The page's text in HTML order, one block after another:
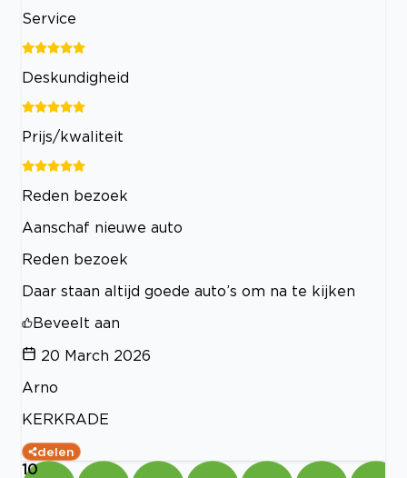
Service
Deskundigheid
Prijs/kwaliteit
Reden bezoek
Aanschaf nieuwe auto
Reden bezoek
Daar staan altijd goede auto’s om na te kijken
Beveelt aan
20 March 2026
Arno
KERKRADE
delen
10